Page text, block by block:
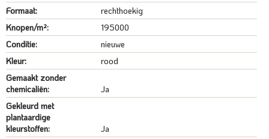
Formaat:
rechthoekig
Knopen/m²:
195000
Conditie:
nieuwe
Kleur:
rood
Gemaakt zonder
chemicaliën:
Ja
Gekleurd met
plantaardige
kleurstoffen:
Ja